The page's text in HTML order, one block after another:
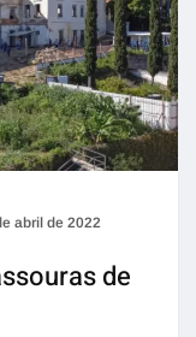
abril de 2022
de